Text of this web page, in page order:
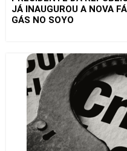
JÁ INAUGUROU A NOVA
GÁS NO SOYO